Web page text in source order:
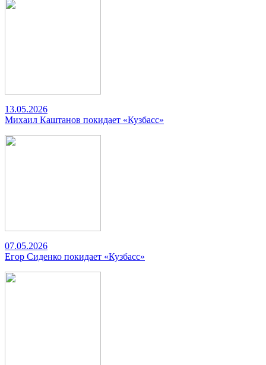
13.05.2026
Михаил Каштанов покидает «Кузбасс»
07.05.2026
Егор Сиденко покидает «Кузбасс»